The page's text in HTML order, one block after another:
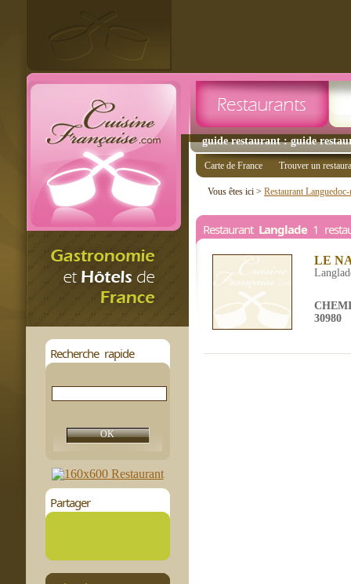
guide restaurant : guide
Recherche rapide
Partager
Carte de France Trouver un
Vous êtes ici > Restaurant
Restaurant Langlade 1
LE
30980